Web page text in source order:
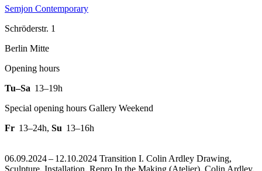
Semjon Contemporary
Schröderstr. 1
Berlin Mitte
Opening hours
Tu–Sa 13–19h
Special opening hours Gallery Weekend
Fr 13–24h, Su 13–16h
06.09.2024 – 12.10.2024 Transition I. Colin Ardley Drawing,
Sculpture, Installation. Repro In the Making (Atelier), Colin Ardley,